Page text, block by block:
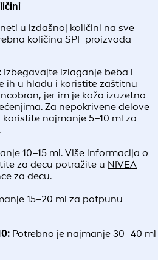
u izdašnoj količini na sve
količina SPF proizvoda
Izbegavajte izlaganje beba i
ih u hladu i koristite zaštitnu
jer im je koža izuzetno
Za nepokrivene delove
najmanje 5–10 ml za
10–15 ml. Više informacija o
za decu potražite u NIVEA
za decu.
15–20 ml za potpunu
Potrebno je najmanje 30–40 ml